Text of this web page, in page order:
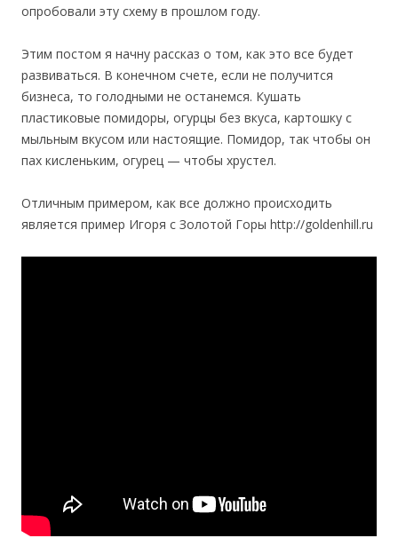
опробовали эту схему в прошлом году.
Этим постом я начну рассказ о том, как это все будет
развиваться. В конечном счете, если не получится
бизнеса, то голодными не останемся. Кушать
пластиковые помидоры, огурцы без вкуса, картошку с
мыльным вкусом или настоящие. Помидор, так чтобы он
пах кисленьким, огурец — чтобы хрустел.
Отличным примером, как все должно происходить
является пример Игоря с Золотой Горы http://goldenhill.ru